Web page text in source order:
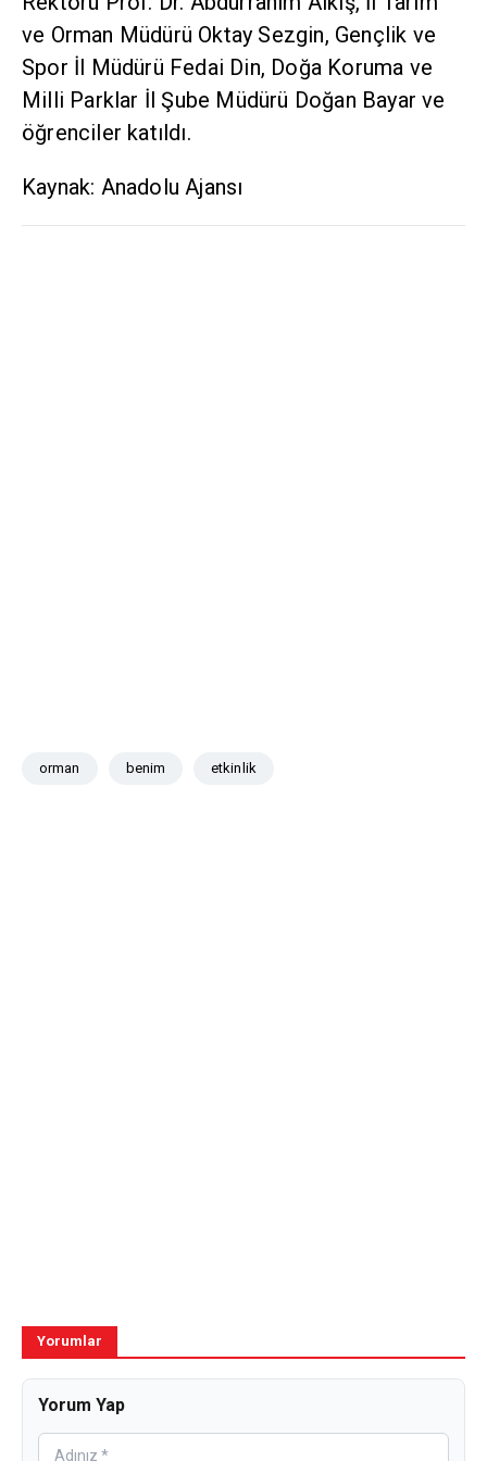
ve Orman Müdürü Oktay Sezgin, Gençlik ve
Spor İl Müdürü Fedai Din, Doğa Koruma ve
Milli Parklar İl Şube Müdürü Doğan Bayar ve
öğrenciler katıldı.
Kaynak: Anadolu Ajansı
orman benim etkinlik
Yorumlar
Yorum Yap